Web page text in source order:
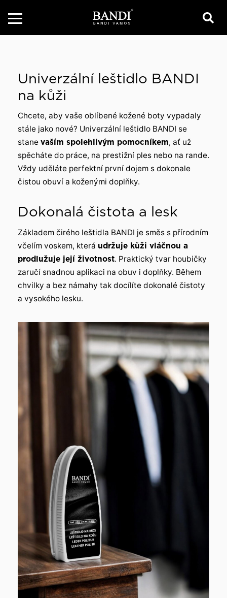
Univerzální leštidlo BANDI
na kůži
Chcete, aby vaše oblíbené kožené boty vypadaly
stále jako nové? Univerzální leštidlo BANDI se
stane vaším spolehlivým pomocníkem, ať už
spěcháte do práce, na prestižní ples nebo na rande.
Vždy uděláte perfektní první dojem s dokonale
čistou obuví a koženými doplňky.
Dokonalá čistota a lesk
Základem čirého leštidla BANDI je směs s přírodním
včelím voskem, která udržuje kůži vláčnou a
prodlužuje její životnost. Praktický tvar houbičky
zaručí snadnou aplikaci na obuv i doplňky. Během
chvilky a bez námahy tak docílíte dokonalé čistoty
a vysokého lesku.